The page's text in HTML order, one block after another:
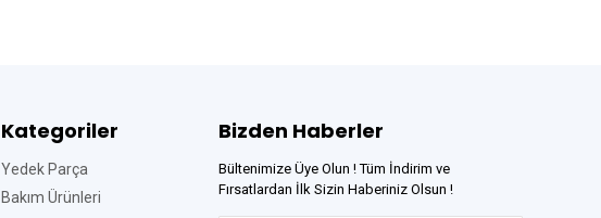
Kategoriler
Yedek Parça
Bakım Ürünleri
Bizden Haberler
Bültenimize Üye Olun ! Tüm İndirim ve
Fırsatlardan İlk Sizin Haberiniz Olsun !